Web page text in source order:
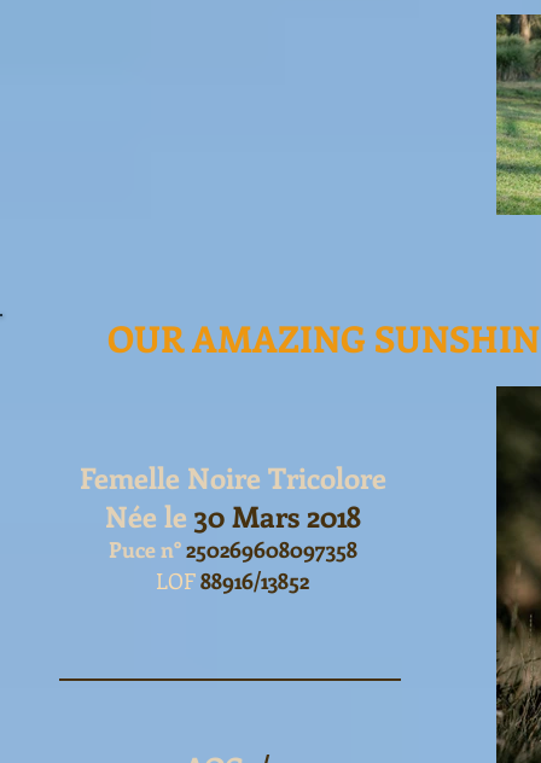
OUR AMAZING
Femelle Noire Tricolore
Née le 30 Mars 2018
Puce n°250269608097358
LOF88916/13852